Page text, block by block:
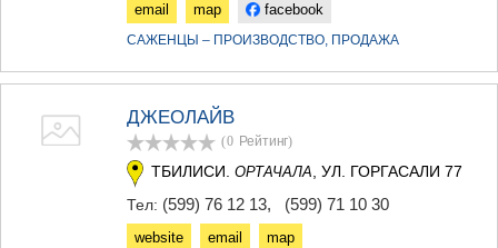
email map facebook
САЖЕНЦЫ – ПРОИЗВОДСТВО, ПРОДАЖА
ДЖЕОЛАЙВ
(0 Рейтинг)
ТБИЛИСИ. ОРТАЧАЛА, УЛ. ГОРГАСАЛИ 77
Тел: (599) 76 12 13, (599) 71 10 30
website email map